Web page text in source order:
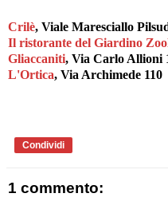
Crilè, Viale Maresciallo
Il ristorante del Giardino
Gliaccaniti, Via Carlo Allioni
L'Ortica, Via Archimede 110
Condividi
1 commento: